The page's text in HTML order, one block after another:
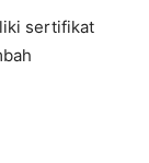
sertifikat